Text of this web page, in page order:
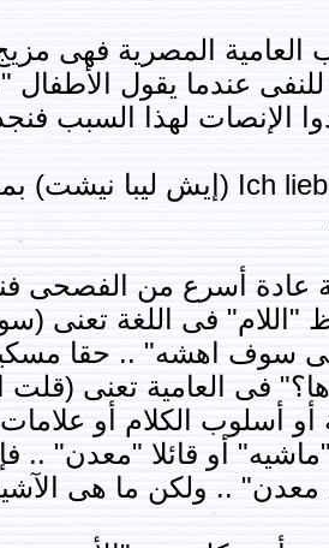
العامية المصرية فهى
للنفى عندما يقول
الإنصات لهذا السبب فنجد
عادة أسرع من
"اللام" فى اللغة تعنى
سوف اهشه" .. حقا مسكين
فى العامية تعنى (قلت
أو أسلوب الكلام أو
أو قائلا "معدن" ..
معدن" .. ولكن ما هى